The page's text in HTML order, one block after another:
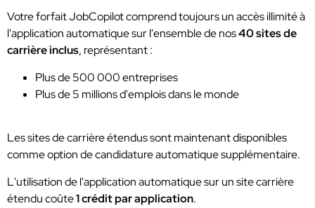
Votre forfait JobCopilot comprend toujours un accès illimité à
l'application automatique sur l'ensemble de nos40 sites de
carrière inclus, représentant :
Plus de 500 000 entreprises
Plus de 5 millions d'emplois dans le monde
Les sites de carrière étendus sont maintenant disponibles
comme option de candidature automatique supplémentaire.
L'utilisation de l'application automatique sur un site carrière
étendu coûte1 crédit par application.